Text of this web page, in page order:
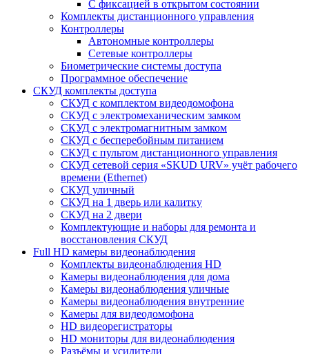
С фиксацией в открытом состоянии
Комплекты дистанционного управления
Контроллеры
Автономные контроллеры
Сетевые контроллеры
Биометрические системы доступа
Программное обеспечение
СКУД комплекты доступа
СКУД с комплектом видеодомофона
СКУД с электромеханическим замком
СКУД с электромагнитным замком
СКУД с бесперебойным питанием
СКУД с пультом дистанционного управления
СКУД сетевой серия «SKUD URV» учёт рабочего
времени (Ethernet)
СКУД уличный
СКУД на 1 дверь или калитку
СКУД на 2 двери
Комплектующие и наборы для ремонта и
восстановления СКУД
Full HD камеры видеонаблюдения
Комплекты видеонаблюдения HD
Камеры видеонаблюдения для дома
Камеры видеонаблюдения уличные
Камеры видеонаблюдения внутренние
Камеры для видеодомофона
HD видеорегистраторы
HD мониторы для видеонаблюдения
Разъёмы и усилители